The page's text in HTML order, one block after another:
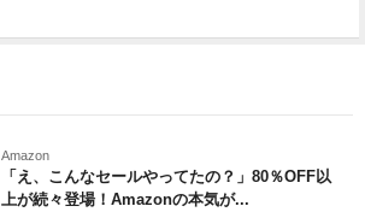
Amazon
「え、こんなセールやってたの？」80％OFF以
上が続々登場！Amazonの本気が...